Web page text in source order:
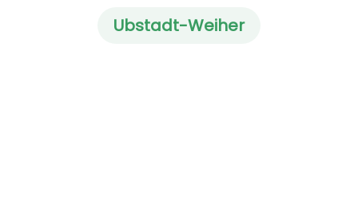
Ubstadt-Weiher